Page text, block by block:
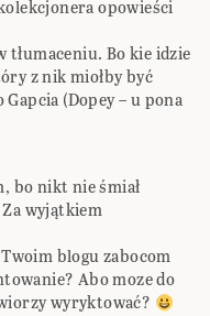
opowieści
tłumaceniu. Bo kie idzie
z nik miołby być
Gapcia (Dopey – u pona
bo nikt nie śmiał
wyjątkiem
blogu zabocom
Abo moze do
wyryktować?